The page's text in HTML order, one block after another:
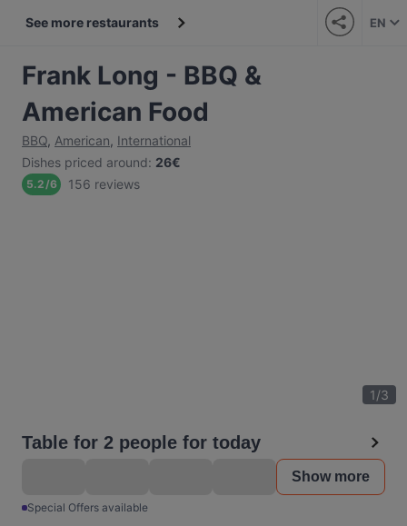
See more restaurants EN
Frank Long - BBQ &
American Food
BBQ, American, International
Dishes priced around: 26€
5.2/6 156 reviews
1/3
Table for 2 people for today
Show more
Special Offers available